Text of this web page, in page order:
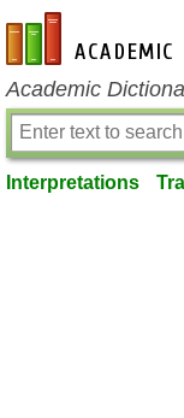
en-academic.com
Academic
Interpretations